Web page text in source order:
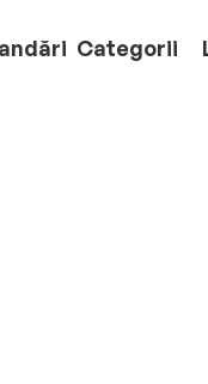
Categorii